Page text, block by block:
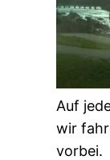
Auf
wir
vorbei.